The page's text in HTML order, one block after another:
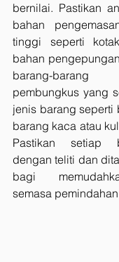
bernilai. Pastikan
bahan
tinggi seperti
bahan
barang-
pembungkus yang
jenis barang seperti
barang kaca atau
Pastikan setiap
dengan teliti dan
bagi
semasa